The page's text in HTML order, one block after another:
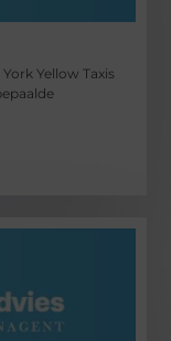
Yellow Taxis